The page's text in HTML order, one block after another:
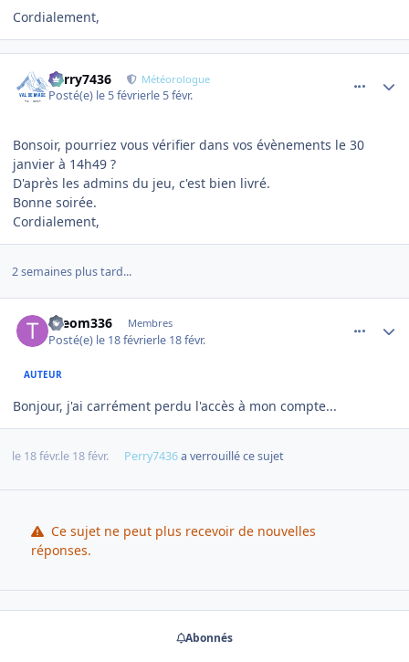
Cordialement,
Perry7436 Météorologue
Posté(e) le 5 févrierle 5 févr.
Bonsoir, pourriez vous vérifier dans vos évènements le 30
janvier à 14h49 ?
D'après les admins du jeu, c'est bien livré.
Bonne soirée.
Cordialement,
2 semaines plus tard...
theom336 Membres
Posté(e) le 18 févrierle 18 févr.
AUTEUR
Bonjour, j'ai carrément perdu l'accès à mon compte...
le 18 févr.le 18 févr. Perry7436a verrouillé ce sujet
Ce sujet ne peut plus recevoir de nouvelles
réponses.
Abonnés